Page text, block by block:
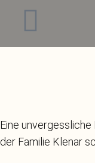
Eine
der Familie Klenar